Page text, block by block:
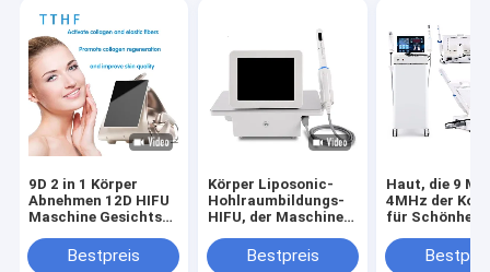
9D 2 in 1 Körper
Abnehmen 12D HIFU
Maschine Gesichts
Bestpreis
Körper Liposonic-
Hohlraumbildungs-
HIFU, der Maschine
Auflösung
schmerzlos abnimmt
Bestpreis
Haut, die 9
4MHz der
für